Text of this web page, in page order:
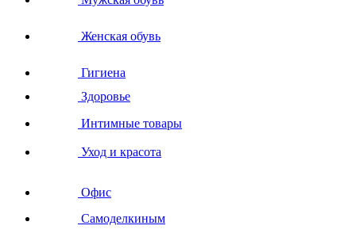
Женская обувь
Гигиена
Здоровье
Интимные товары
Уход и красота
Офис
Самоделкиным